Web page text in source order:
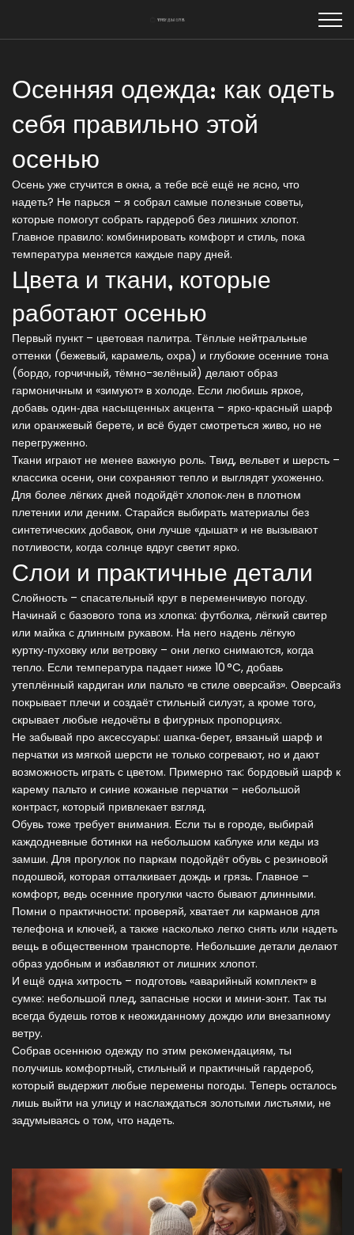
Осенняя одежда: как одеть
себя правильно этой
осенью
Осень уже стучится в окна, а тебе всё ещё не ясно, что
надеть? Не парься – я собрал самые полезные советы,
которые помогут собрать гардероб без лишних хлопот.
Главное правило: комбинировать комфорт и стиль, пока
температура меняется каждые пару дней.
Цвета и ткани, которые
работают осенью
Первый пункт – цветовая палитра. Тёплые нейтральные
оттенки (бежевый, карамель, охра) и глубокие осенние тона
(бордо, горчичный, тёмно-зелёный) делают образ
гармоничным и «зимуют» в холоде. Если любишь яркое,
добавь один‑два насыщенных акцента – ярко‑красный шарф
или оранжевый берете, и всё будет смотреться живо, но не
перегруженно.
Ткани играют не менее важную роль. Твид, вельвет и шерсть –
классика осени, они сохраняют тепло и выглядят ухоженно.
Для более лёгких дней подойдёт хлопок‑лен в плотном
плетении или деним. Старайся выбирать материалы без
синтетических добавок, они лучше «дышат» и не вызывают
потливости, когда солнце вдруг светит ярко.
Слои и практичные детали
Слойность – спасательный круг в переменчивую погоду.
Начинай с базового топа из хлопка: футболка, лёгкий свитер
или майка с длинным рукавом. На него надень лёгкую
куртку‑пуховку или ветровку – они легко снимаются, когда
тепло. Если температура падает ниже 10 °C, добавь
утеплённый кардиган или пальто «в стиле оверсайз». Оверсайз
покрывает плечи и создаёт стильный силуэт, а кроме того,
скрывает любые недочёты в фигурных пропорциях.
Не забывай про аксессуары: шапка‑берет, вязаный шарф и
перчатки из мягкой шерсти не только согревают, но и дают
возможность играть с цветом. Примерно так: бордовый шарф к
карему пальто и синие кожаные перчатки – небольшой
контраст, который привлекает взгляд.
Обувь тоже требует внимания. Если ты в городе, выбирай
каждодневные ботинки на небольшом каблуке или кеды из
замши. Для прогулок по паркам подойдёт обувь с резиновой
подошвой, которая отталкивает дождь и грязь. Главное –
комфорт, ведь осенние прогулки часто бывают длинными.
Помни о практичности: проверяй, хватает ли карманов для
телефона и ключей, а также насколько легко снять или надеть
вещь в общественном транспорте. Небольшие детали делают
образ удобным и избавляют от лишних хлопот.
И ещё одна хитрость – подготовь «аварийный комплект» в
сумке: небольшой плед, запасные носки и мини‑зонт. Так ты
всегда будешь готов к неожиданному дождю или внезапному
ветру.
Собрав осеннюю одежду по этим рекомендациям, ты
получишь комфортный, стильный и практичный гардероб,
который выдержит любые перемены погоды. Теперь осталось
лишь выйти на улицу и наслаждаться золотыми листьями, не
задумываясь о том, что надеть.